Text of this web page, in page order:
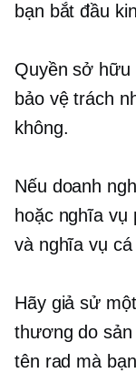
bạn bắt đầu
Quyền sở hữu
bảo vệ trách
không.
Nếu doanh
hoặc nghĩa vụ
và nghĩa vụ
Hãy giả sử
thương do
tên rad mà